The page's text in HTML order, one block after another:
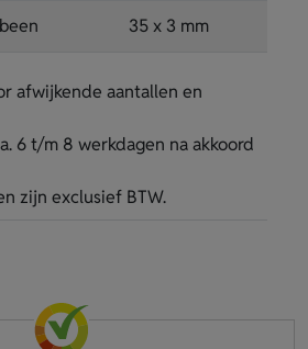
35 x 3 mm
afwijkende aantallen en
6 t/m 8 werkdagen na akkoord
zijn exclusief BTW.